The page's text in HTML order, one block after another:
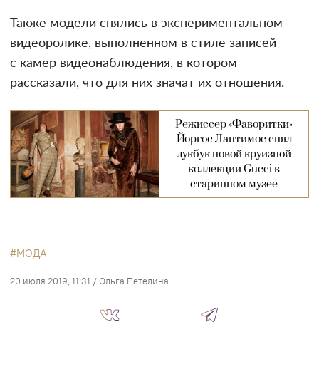
Также модели снялись в экспериментальном
видеоролике, выполненном в стиле записей
с камер видеонаблюдения, в котором
рассказали, что для них значат их отношения.
Режиссер «Фаворитки»
Йоргос Лантимос снял
лукбук новой круизной
коллекции Gucci в
старинном музее
МОДА
20 июля 2019, 11:31 / Ольга Петелина